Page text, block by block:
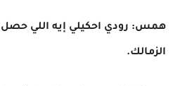
همس: رودي احكيلي إيه اللي
الزمالك.